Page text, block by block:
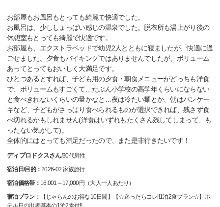
お部屋もお風呂もとっても綺麗で快適でした。
お風呂は、少ししょっぱい感じの温泉でした。脱衣所も湯上がり後の
休憩室もとっても綺麗で快適です。
お部屋も、エクストラベッドで幼児2人とともに寝ましたが、快適に過
ごせました。夕食もバイキングではありませんでしたが、ボリューム
あってとってもおいしく大満足です。
ひとつあるとすれば、子ども用の夕食・朝食メニューがどっちも洋食
で、ボリュームもすごくて…たぶん小学校の高学年くらいにならない
と食べきれないくらいの量かなと…夜は冷たい麺とか、朝はパンケー
キなど、子どもがさっぱり食べられるものが選択できれば、残さず食
べ切れるかもしれません(洋食はいずれもたくさん残してしまって、も
ったない気がして)。
全体的にはとっても満足だったので、また是非行きたいです！
ディプロドクスさん/30代男性
宿泊日/目的：2026-02 家族旅行
宿泊価格帯： 16,001～17,000円（大人一人あたり）
宿泊プラン：
【じゃらんのお得な10日間】【☆迷ったらコレ!!1泊2食プラン☆】ホ